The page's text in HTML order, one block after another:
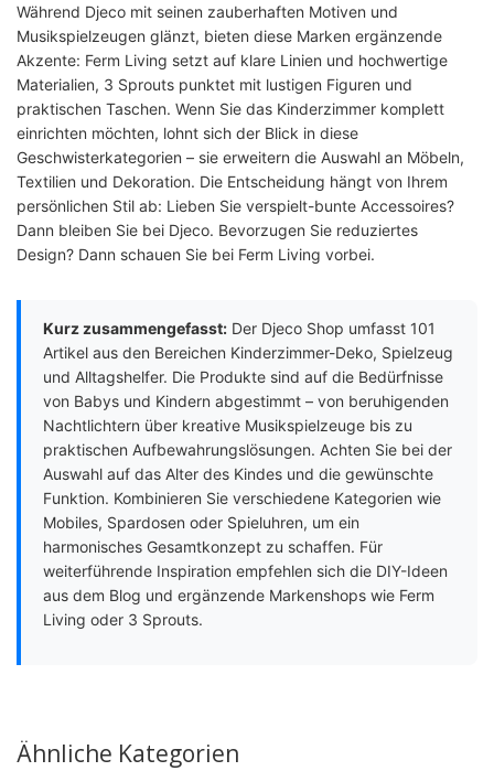
Während Djeco mit seinen zauberhaften Motiven und
Musikspielzeugen glänzt, bieten diese Marken ergänzende
Akzente: Ferm Living setzt auf klare Linien und hochwertige
Materialien, 3 Sprouts punktet mit lustigen Figuren und
praktischen Taschen. Wenn Sie das Kinderzimmer komplett
einrichten möchten, lohnt sich der Blick in diese
Geschwisterkategorien – sie erweitern die Auswahl an Möbeln,
Textilien und Dekoration. Die Entscheidung hängt von Ihrem
persönlichen Stil ab: Lieben Sie verspielt-bunte Accessoires?
Dann bleiben Sie bei Djeco. Bevorzugen Sie reduziertes
Design? Dann schauen Sie bei Ferm Living vorbei.
Kurz zusammengefasst: Der Djeco Shop umfasst 101
Artikel aus den Bereichen Kinderzimmer-Deko, Spielzeug
und Alltagshelfer. Die Produkte sind auf die Bedürfnisse
von Babys und Kindern abgestimmt – von beruhigenden
Nachtlichtern über kreative Musikspielzeuge bis zu
praktischen Aufbewahrungslösungen. Achten Sie bei der
Auswahl auf das Alter des Kindes und die gewünschte
Funktion. Kombinieren Sie verschiedene Kategorien wie
Mobiles, Spardosen oder Spieluhren, um ein
harmonisches Gesamtkonzept zu schaffen. Für
weiterführende Inspiration empfehlen sich die DIY-Ideen
aus dem Blog und ergänzende Markenshops wie Ferm
Living oder 3 Sprouts.
Ähnliche Kategorien